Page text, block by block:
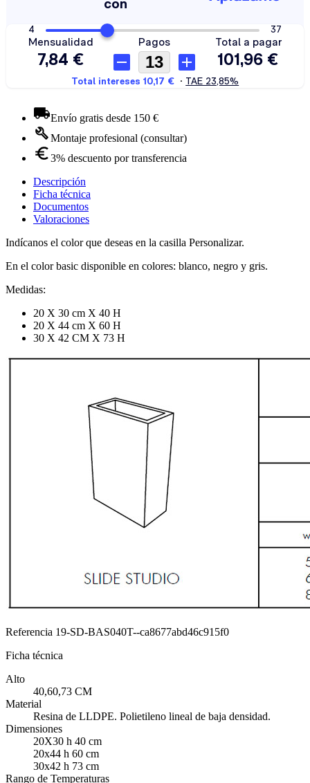
Envío gratis desde 150 €
Montaje profesional (consultar)
3% descuento por transferencia
Descripción
Ficha técnica
Documentos
Valoraciones
Indícanos el color que deseas en la casilla Personalizar.
En el color basic disponible en colores: blanco, negro y gris.
Medidas:
20 X 30 cm X 40 H
20 X 44 cm X 60 H
30 X 42 CM X 73 H
Referencia 19-SD-BAS040T--ca8677abd46c915f0
Ficha técnica
Alto
40,60,73 CM
Material
Resina de LLDPE. Polietileno lineal de baja densidad.
Dimensiones
20X30 h 40 cm
20x44 h 60 cm
30x42 h 73 cm
Rango de Temperaturas